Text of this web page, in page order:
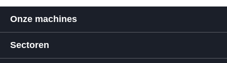
Onze machines
Sectoren